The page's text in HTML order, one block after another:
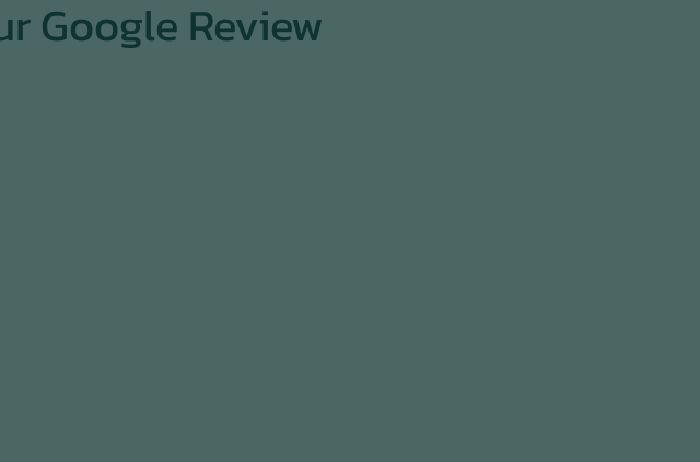
Google Review